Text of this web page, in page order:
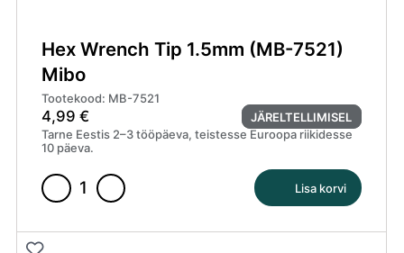
Hex Wrench Tip 1.5mm (MB-7521)
Mibo
Tootekood: MB-7521
4,99€
JÄRELTELLIMISEL
Tarne Eestis 2–3 tööpäeva, teistesse Euroopa riikidesse
10 päeva.
Hex
Tip
Lisa korvi